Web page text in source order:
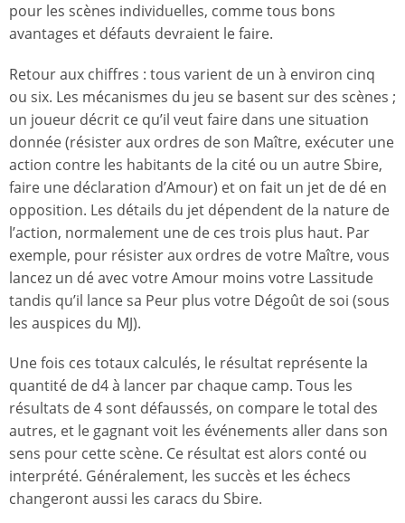
pour les scènes individuelles, comme tous bons
avantages et défauts devraient le faire.
Retour aux chiffres : tous varient de un à environ cinq
ou six. Les mécanismes du jeu se basent sur des scènes ;
un joueur décrit ce qu’il veut faire dans une situation
donnée (résister aux ordres de son Maître, exécuter une
action contre les habitants de la cité ou un autre Sbire,
faire une déclaration d’Amour) et on fait un jet de dé en
opposition. Les détails du jet dépendent de la nature de
l’action, normalement une de ces trois plus haut. Par
exemple, pour résister aux ordres de votre Maître, vous
lancez un dé avec votre Amour moins votre Lassitude
tandis qu’il lance sa Peur plus votre Dégoût de soi (sous
les auspices du MJ).
Une fois ces totaux calculés, le résultat représente la
quantité de d4 à lancer par chaque camp. Tous les
résultats de 4 sont défaussés, on compare le total des
autres, et le gagnant voit les événements aller dans son
sens pour cette scène. Ce résultat est alors conté ou
interprété. Généralement, les succès et les échecs
changeront aussi les caracs du Sbire.